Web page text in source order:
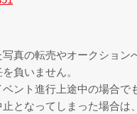
写真の転売やオークショ
負いません。
ベント進行上途中の場合
止となってしまった場合